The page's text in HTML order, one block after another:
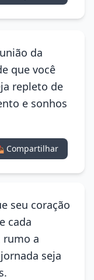
da
que você
repleto de
e sonhos
Compartilhar
seu coração
cada
rumo a
seja